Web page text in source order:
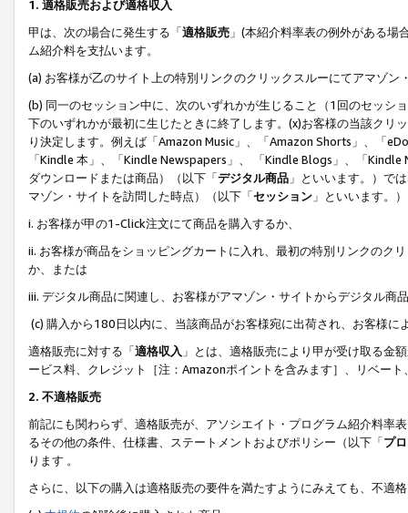
1. 適格販売および適格収入
甲は、次の場合に発生する「適格販売 」(本紹介料率表の例外がある
ム紹介料を支払います。
(a) お客様が乙のサイト上の特別リンクのクリックスルーにてアマゾン
(b) 同一のセッション中に、次のいずれかが生じること（1回のセッシ
下のいずれかが最初に生じたときに終了します。(x)お客様の当該ク
り決定します。例えば「Amazon Music」、「Amazon Shorts」、「
「Kindle 本」、「Kindle Newspapers」、 「Kindle Blogs」、「
ダウンロードまたは商品）（以下「デジタル商品 」といいます。）で
マゾン・サイトを訪問した時点）（以下「セッション 」といいます。
i. お客様が甲の1-Click注文にて商品を購入するか、
ii. お客様が商品をショッピングカートに入れ、最初の特別リンクのク
か、または
iii. デジタル商品に関連し、お客様がアマゾン・サイトからデジタル
(c) 購入から180日以内に、当該商品がお客様宛に出荷され、お客様
適格販売に対する「適格収入 」とは、適格販売により甲が受け取る金
ービス料、クレジット［注：Amazonポイントを含みます］、リベー
2. 不適格販売
前記にも関わらず、適格販売が、アソシエイト・プログラム紹介料率
るその他の条件、仕様書、ステートメントおよびポリシー（以下「プ
ります 。
さらに、以下の購入は適格販売の要件を満たすようにみえても、不適